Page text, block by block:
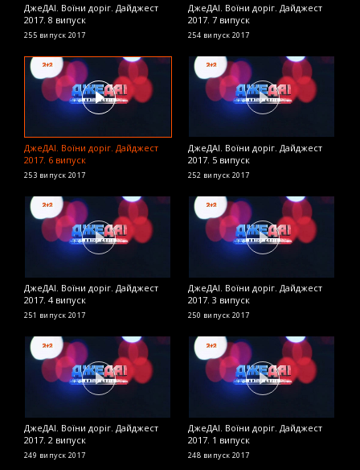
ДжеДАІ. Воїни доріг. Дайджест
2017. 8 випуск
255 випуск 2017
ДжеДАІ. Воїни доріг. Дайджест
2017. 7 випуск
254 випуск 2017
ДжеДАІ. Воїни доріг. Дайджест
2017. 6 випуск
253 випуск 2017
ДжеДАІ. Воїни доріг. Дайджест
2017. 5 випуск
252 випуск 2017
ДжеДАІ. Воїни доріг. Дайджест
2017. 4 випуск
251 випуск 2017
ДжеДАІ. Воїни доріг. Дайджест
2017. 3 випуск
250 випуск 2017
ДжеДАІ. Воїни доріг. Дайджест
2017. 2 випуск
249 випуск 2017
ДжеДАІ. Воїни доріг. Дайджест
2017. 1 випуск
248 випуск 2017